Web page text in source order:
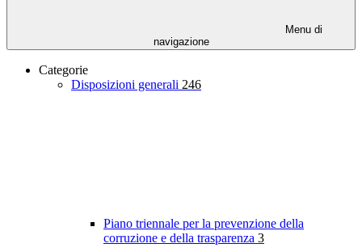
Menu di
navigazione
Categorie
Disposizioni generali 246
Piano triennale per la prevenzione della
corruzione e della trasparenza 3